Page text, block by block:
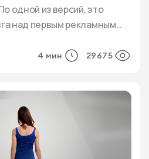
одной из версий, это
над первым рекламным
Людвигом
очень многое,
всех […]
4 мин 29675